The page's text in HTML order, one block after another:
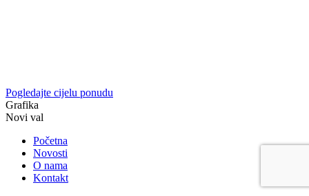
Pogledajte cijelu ponudu
Grafika
Novi val
Početna
Novosti
O nama
Kontakt